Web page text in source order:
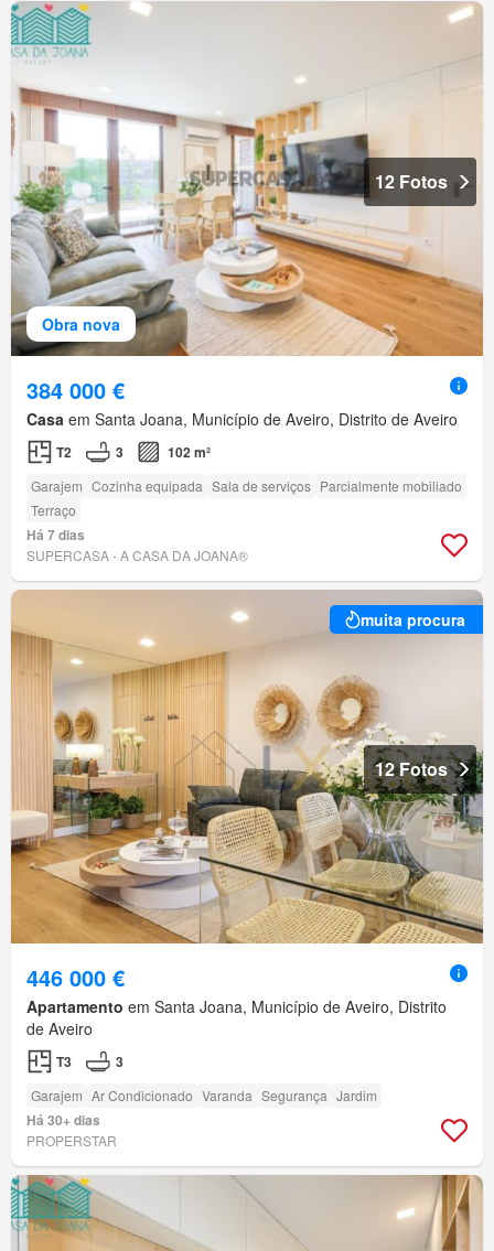
Obra nova
12 Fotos
384 000 €
Casa em Santa Joana, Município de Aveiro, Distrito de Aveiro
T2 3 102 m²
Garajem Cozinha equipada Sala de serviços Parcialmente mobiliado
Terraço
Há 7 dias
SUPERCASA - A CASA DA JOANA®
muita procura
12 Fotos
446 000 €
Apartamento em Santa Joana, Município de Aveiro, Distrito
de Aveiro
T3 3
Garajem Ar Condicionado Varanda Segurança Jardim
Há 30+ dias
PROPERSTAR